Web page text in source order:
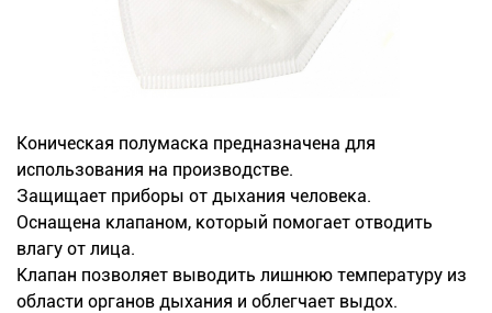
Оплата и доставка
+7
(831)
282-
01-
Коническая полумаска предназначена для
использования на производстве.
Защищает приборы от дыхания человека.
Оснащена клапаном, который помогает отводить
влагу от лица.
Клапан позволяет выводить лишнюю температуру из
области органов дыхания и облегчает выдох.